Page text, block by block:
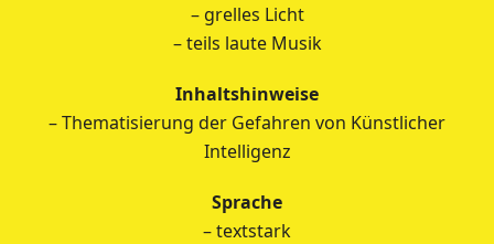
– grelles Licht
– teils laute Musik
Inhaltshinweise
– Thematisierung der Gefahren von Künstlicher
Intelligenz
Sprache
– textstark